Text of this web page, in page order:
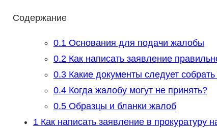
Содержание
0.1Основания для подачи жалобы
0.2Как написать заявление
0.3Какие документы следует
0.4Когда жалобу могут не принять?
0.5Образцы и бланки жалоб
1Как написать заявление в